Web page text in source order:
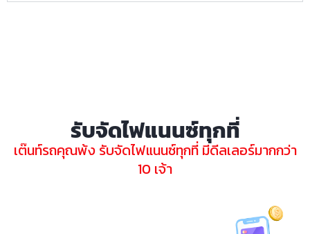
รับจัดไฟแนนซ์ทุกที่
เต๊นท์รถคุณพ้ง รับจัดไฟแนนซ์ทุกที่ มีดีลเลอร์มากกว่า
10 เจ้า